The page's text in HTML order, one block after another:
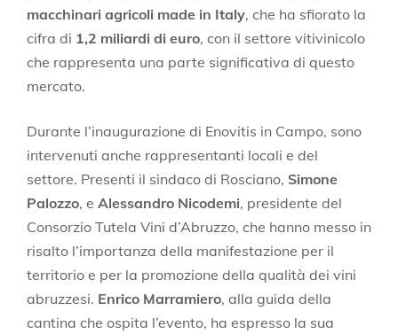
macchinari agricoli made in Italy, che ha sfiorato la
cifra di 1,2 miliardi di euro, con il settore vitivinicolo
che rappresenta una parte significativa di questo
mercato.
Durante l’inaugurazione di Enovitis in Campo, sono
intervenuti anche rappresentanti locali e del
settore. Presenti il sindaco di Rosciano, Simone
Palozzo, e Alessandro Nicodemi, presidente del
Consorzio Tutela Vini d’Abruzzo, che hanno messo in
risalto l’importanza della manifestazione per il
territorio e per la promozione della qualità dei vini
abruzzesi. Enrico Marramiero, alla guida della
cantina che ospita l’evento, ha espresso la sua